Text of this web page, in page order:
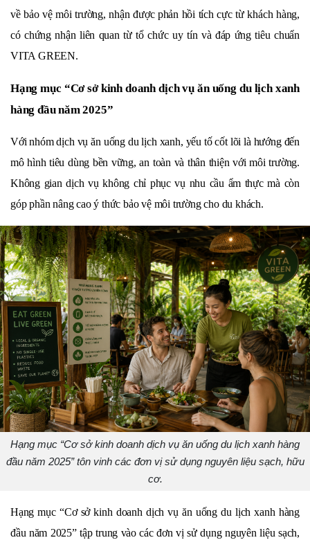
về bảo vệ môi trường, nhận được phản hồi tích cực từ khách hàng,
có chứng nhận liên quan từ tổ chức uy tín và đáp ứng tiêu chuẩn
VITA GREEN.
Hạng mục “Cơ sở kinh doanh dịch vụ ăn uống du lịch xanh
hàng đầu năm 2025”
Với nhóm dịch vụ ăn uống du lịch xanh, yếu tố cốt lõi là hướng đến
mô hình tiêu dùng bền vững, an toàn và thân thiện với môi trường.
Không gian dịch vụ không chỉ phục vụ nhu cầu ẩm thực mà còn
góp phần nâng cao ý thức bảo vệ môi trường cho du khách.
Hạng mục “Cơ sở kinh doanh dịch vụ ăn uống du lịch xanh hàng
đầu năm 2025” tôn vinh các đơn vị sử dụng nguyên liệu sạch, hữu
cơ.
Hạng mục “Cơ sở kinh doanh dịch vụ ăn uống du lịch xanh hàng
đầu năm 2025” tập trung vào các đơn vị sử dụng nguyên liệu sạch,